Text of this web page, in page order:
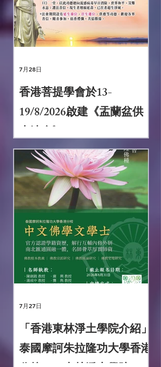
香港菩提學會於13-
19/8/2026啟建《盂蘭盆供
大法會》
7月28日
「香港東林淨土學院介紹」
泰國摩訶朱拉隆功大學香港
7月27日